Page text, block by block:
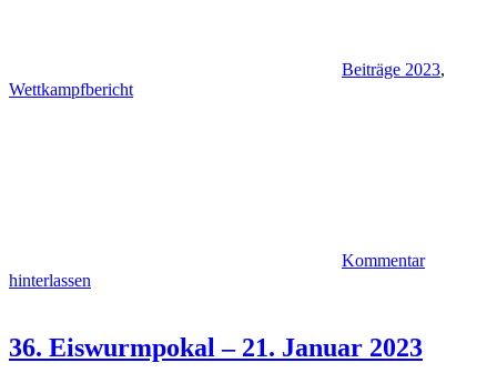
Beiträge 2023,
Wettkampfbericht
Kommentar
hinterlassen
36. Eiswurmpokal – 21. Januar 2023